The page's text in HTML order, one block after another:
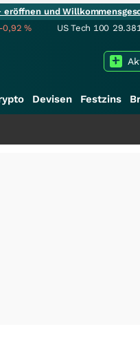
eröffnen und
-0,92% US Tech 100
Devisen Festzins